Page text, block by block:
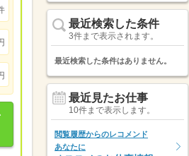
最近検索した条件
3件まで表示されます。
最近検索した条件はありません。
最近見たお仕事
10件まで表示します。
閲覧履歴からのレコメンド
あなたに